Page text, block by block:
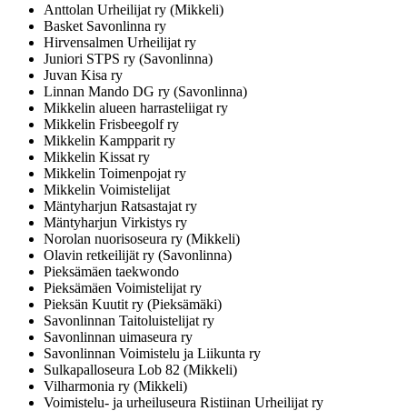
Anttolan Urheilijat ry (Mikkeli)
Basket Savonlinna ry
Hirvensalmen Urheilijat ry
Juniori STPS ry (Savonlinna)
Juvan Kisa ry
Linnan Mando DG ry (Savonlinna)
Mikkelin alueen harrasteliigat ry
Mikkelin Frisbeegolf ry
Mikkelin Kampparit ry
Mikkelin Kissat ry
Mikkelin Toimenpojat ry
Mikkelin Voimistelijat
Mäntyharjun Ratsastajat ry
Mäntyharjun Virkistys ry
Norolan nuorisoseura ry (Mikkeli)
Olavin retkeilijät ry (Savonlinna)
Pieksämäen taekwondo
Pieksämäen Voimistelijat ry
Pieksän Kuutit ry (Pieksämäki)
Savonlinnan Taitoluistelijat ry
Savonlinnan uimaseura ry
Savonlinnan Voimistelu ja Liikunta ry
Sulkapalloseura Lob 82 (Mikkeli)
Vilharmonia ry (Mikkeli)
Voimistelu- ja urheiluseura Ristiinan Urheilijat ry